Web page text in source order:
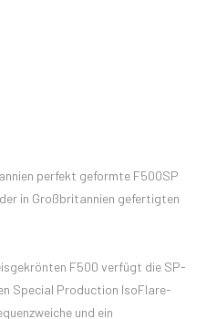
perfekt geformte F500SP
in Großbritannien gefertigten
F500 verfügt die SP-
Special Production IsoFlare-
und ein